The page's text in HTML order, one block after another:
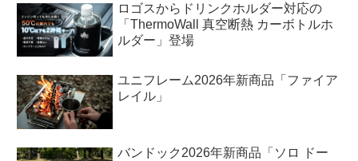
ロゴスからドリンクホルダー対応の
「ThermoWall 真空断熱 カーボトルホ
ルダー」登場
ユニフレーム2026年新商品「ファイア
レイル」
バンドック2026年新商品「ソロ ドー